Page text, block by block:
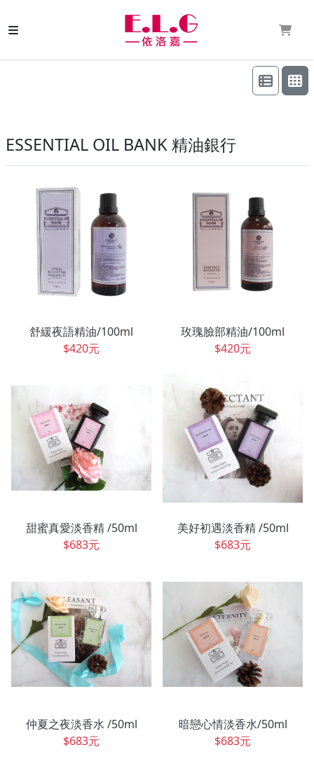
ESSENTIAL OIL BANK 精油銀行
舒緩夜語精油/100ml
$420元
玫瑰臉部精油/100ml
$420元
甜蜜真愛淡香精 /50ml
$683元
美好初遇淡香精 /50ml
$683元
仲夏之夜淡香水 /50ml
$683元
暗戀心情淡香水/50ml
$683元